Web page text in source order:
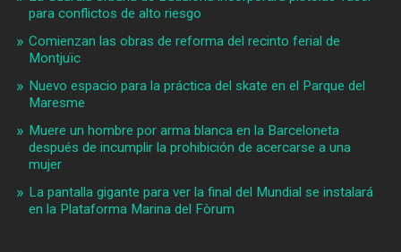
para conflictos de alto riesgo
Comienzan las obras de reforma del recinto ferial de
Montjuïc
Nuevo espacio para la práctica del skate en el Parque del
Maresme
Muere un hombre por arma blanca en la Barceloneta
después de incumplir la prohibición de acercarse a una
mujer
La pantalla gigante para ver la final del Mundial se instalará
en la Plataforma Marina del Fòrum